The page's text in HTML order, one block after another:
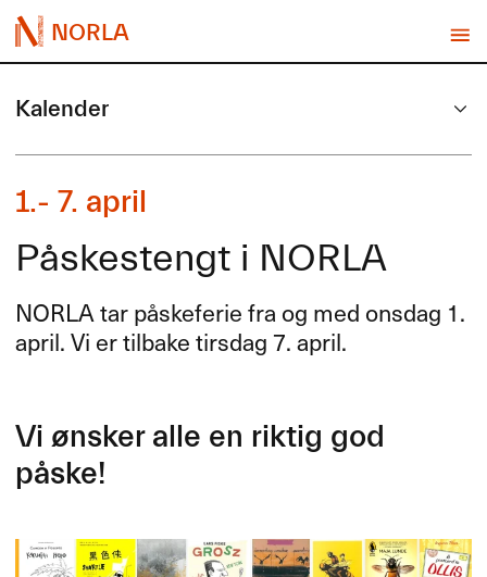
NORLA
Kalender
1.- 7. april
Påskestengt i NORLA
NORLAtar påskeferie fra og med onsdag 1.
april. Vi er tilbake tirsdag 7. april.
Vi ønsker alle en riktig god
påske!